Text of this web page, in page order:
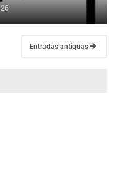
Entradas antiguas